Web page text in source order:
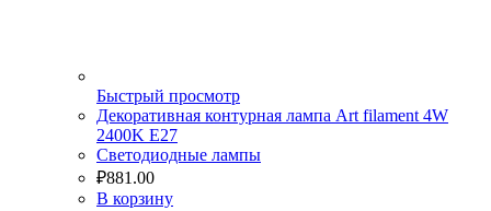
Быстрый просмотр
Декоративная контурная лампа Art filament 4W
2400K E27
Светодиодные лампы
₽881.00
В корзину